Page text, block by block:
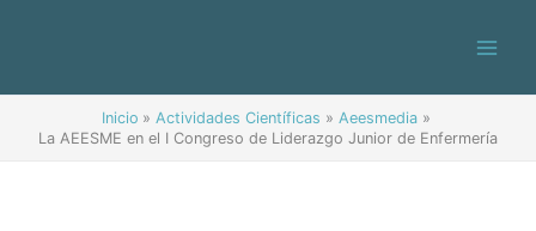
Inicio Actividades Científicas
Aeesmedia
La AEESME en el I Congreso de Liderazgo Junior de Enfermería